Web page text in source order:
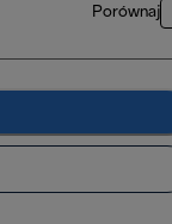
Porównaj